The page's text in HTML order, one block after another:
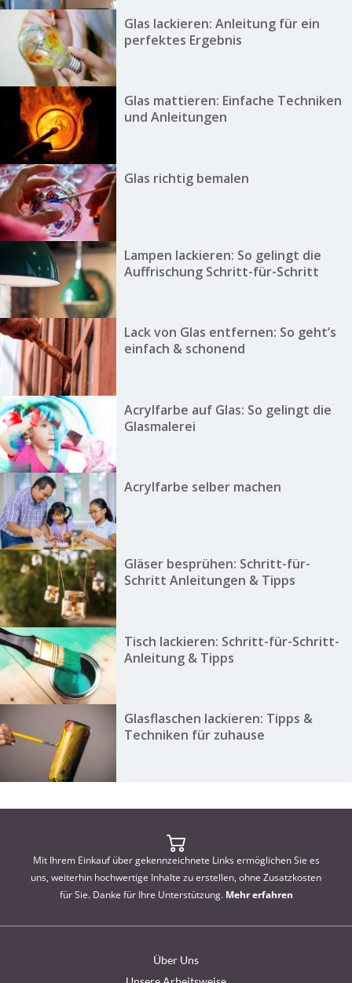
Glas lackieren: Anleitung für ein
perfektes Ergebnis
Glas mattieren: Einfache Techniken
und Anleitungen
Glas richtig bemalen
Lampen lackieren: So gelingt die
Auffrischung Schritt-für-Schritt
Lack von Glas entfernen: So geht’s
einfach & schonend
Acrylfarbe auf Glas: So gelingt die
Glasmalerei
Acrylfarbe selber machen
Gläser besprühen: Schritt-für-
Schritt Anleitungen & Tipps
Tisch lackieren: Schritt-für-Schritt-
Anleitung & Tipps
Glasflaschen lackieren: Tipps &
Techniken für zuhause
Mit Ihrem Einkauf über gekennzeichnete Links ermöglichen Sie es
uns, weiterhin hochwertige Inhalte zu erstellen, ohne Zusatzkosten
für Sie. Danke für Ihre Unterstützung. Mehr erfahren
Über Uns